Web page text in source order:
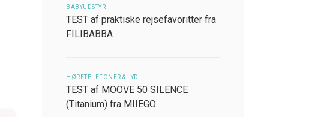
BABYUDSTYR
TEST af praktiske rejsefavoritter fra
FILIBABBA
HØRETELEFONER & LYD
TEST af MOOVE 50 SILENCE
(Titanium) fra MIIEGO